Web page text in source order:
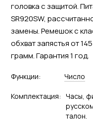
головка с защитой.
SR920SW,
замены. Ремешок с
обхват запястья от
грамм. Гарантия 1 год.
Функции: Число
Комплектация: Часы,
талон.